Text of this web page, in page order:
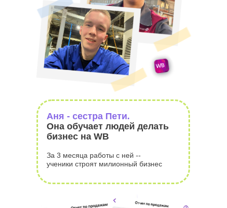
Аня - сестра Пети.
Она обучает людей делать
бизнес на WB
За 3 месяца работы с ней --
ученики строят милионный бизнес